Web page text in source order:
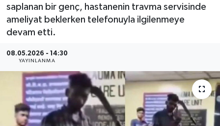
saplanan bir genç, hastanenin travma servisinde
ameliyat beklerken telefonuyla ilgilenmeye
devam etti.
08.05.2026 - 14:30
YAYINLANMA
Turizm
Son Dakika Haberleri